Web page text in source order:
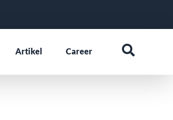
Artikel Career